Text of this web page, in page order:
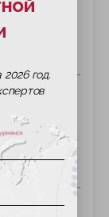
в
год.